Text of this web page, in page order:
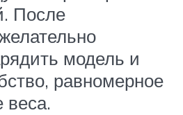
После
модель и
равномерное
веса.